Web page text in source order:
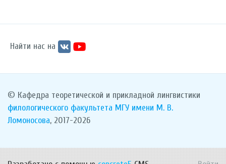
Найти нас на
© Кафедра теоретической и прикладной лингвистики
филологического факультета МГУ имени М. В.
Ломоносова, 2017-2026